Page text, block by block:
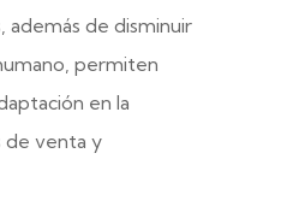
además de disminuir
permiten
en la
de venta y